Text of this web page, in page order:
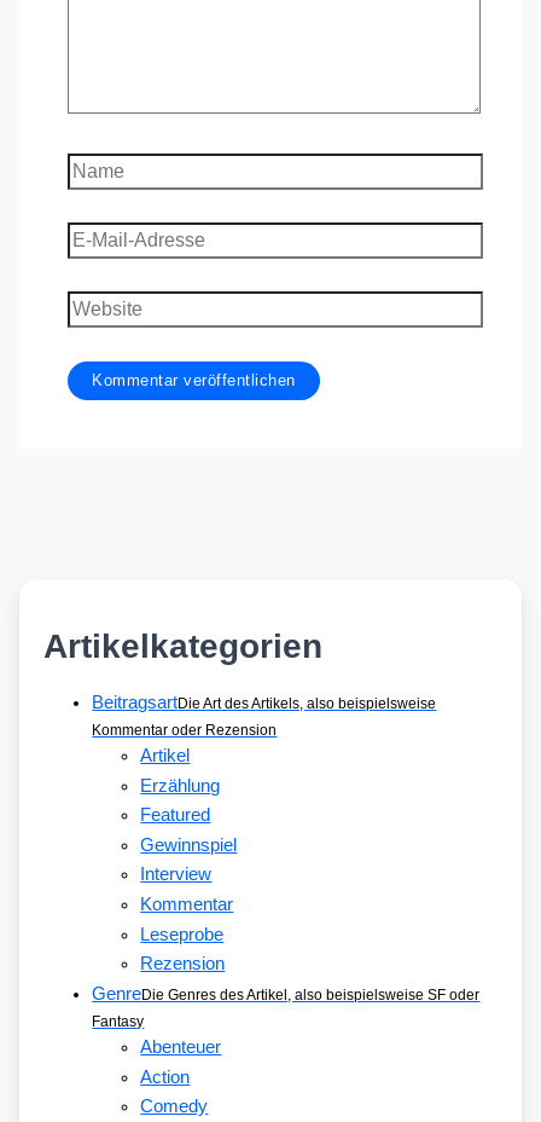
Name
E-
Mail-
Adresse
Website
Artikelkategorien
BeitragsartDie Art des Artikels, also beispielsweise
Kommentar oder Rezension
Artikel
Erzählung
Featured
Gewinnspiel
Interview
Kommentar
Leseprobe
Rezension
GenreDie Genres des Artikel, also beispielsweise SF oder
Fantasy
Abenteuer
Action
Comedy